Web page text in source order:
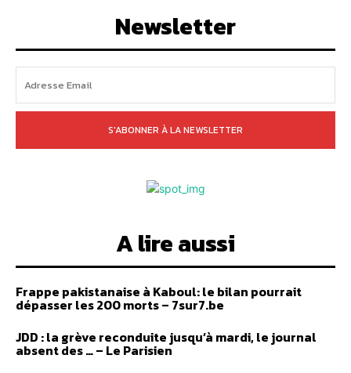
Newsletter
S'ABONNER À LA NEWSLETTER
A lire aussi
Frappe pakistanaise à Kaboul: le bilan pourrait
dépasser les 200 morts – 7sur7.be
JDD : la grève reconduite jusqu’à mardi, le journal
absent des … – Le Parisien